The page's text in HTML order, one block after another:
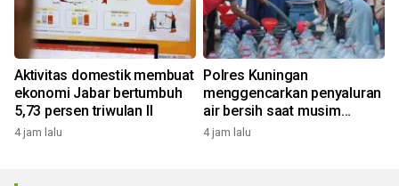
Aktivitas domestik membuat
ekonomi Jabar bertumbuh
5,73 persen triwulan II
4 jam lalu
Polres Kuningan
menggencarkan penyaluran
air bersih saat musim
kemarau
4 jam lalu